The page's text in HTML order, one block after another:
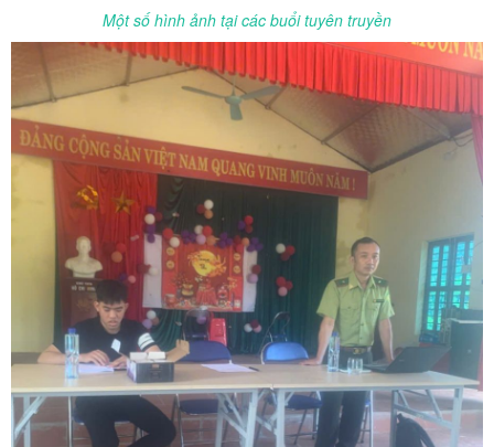
Một số hình ảnh tại các buổi tuyên truyền